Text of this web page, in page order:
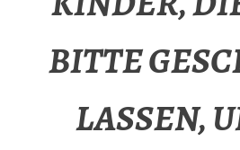
BITTE
LASSEN,